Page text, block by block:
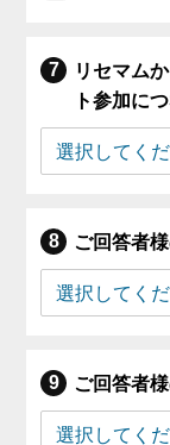
リセマム
ト参加に
ご回答者
ご回答者